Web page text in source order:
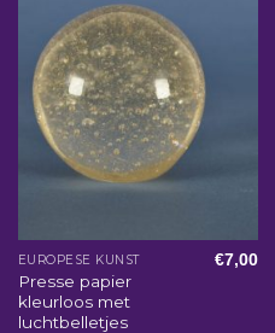
EUROPESE KUNST
Presse papier
kleurloos met
luchtbelletjes
€7,00